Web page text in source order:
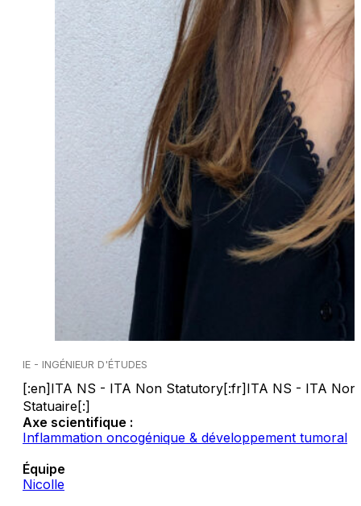
IE - INGÉNIEUR D'ÉTUDES
[:en]ITA NS - ITA Non Statutory[:fr]ITA NS - ITA Non
Statuaire[:]
Axe scientifique :
Inflammation oncogénique & développement tumoral
Équipe
Nicolle